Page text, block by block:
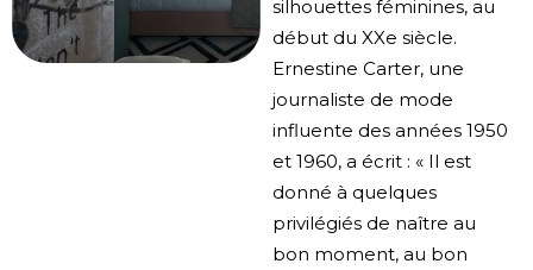
silhouettes féminines, au
début du XXe siècle.
Ernestine Carter, une
journaliste de mode
influente des années 1950
et 1960, a écrit : « Il est
donné à quelques
privilégiés de naître au
bon moment, au bon